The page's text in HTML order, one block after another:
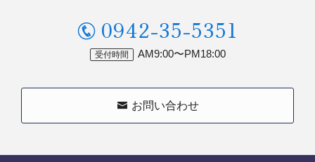
0942-35-5351
AM9:00〜PM18:00
お問い合わせ